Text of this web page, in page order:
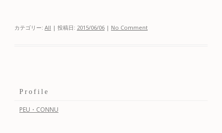
カテゴリー: All | 投稿日: 2015/06/06 | No Comment
Profile
PEU・CONNU